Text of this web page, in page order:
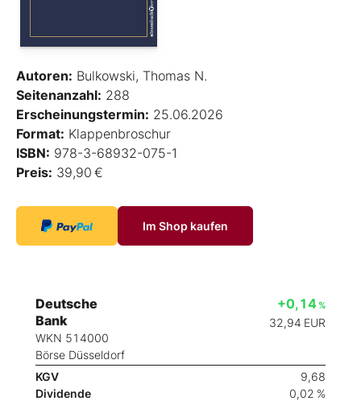
Autoren: Bulkowski, Thomas N.
Seitenanzahl: 288
Erscheinungstermin: 25.06.2026
Format: Klappenbroschur
ISBN: 978-3-68932-075-1
Preis: 39,90 €
Im Shop kaufen
Deutsche
Bank
WKN 514000
Börse Düsseldorf
+0,14 %
32,94 EUR
KGV
9,68
Dividende
0,02 %